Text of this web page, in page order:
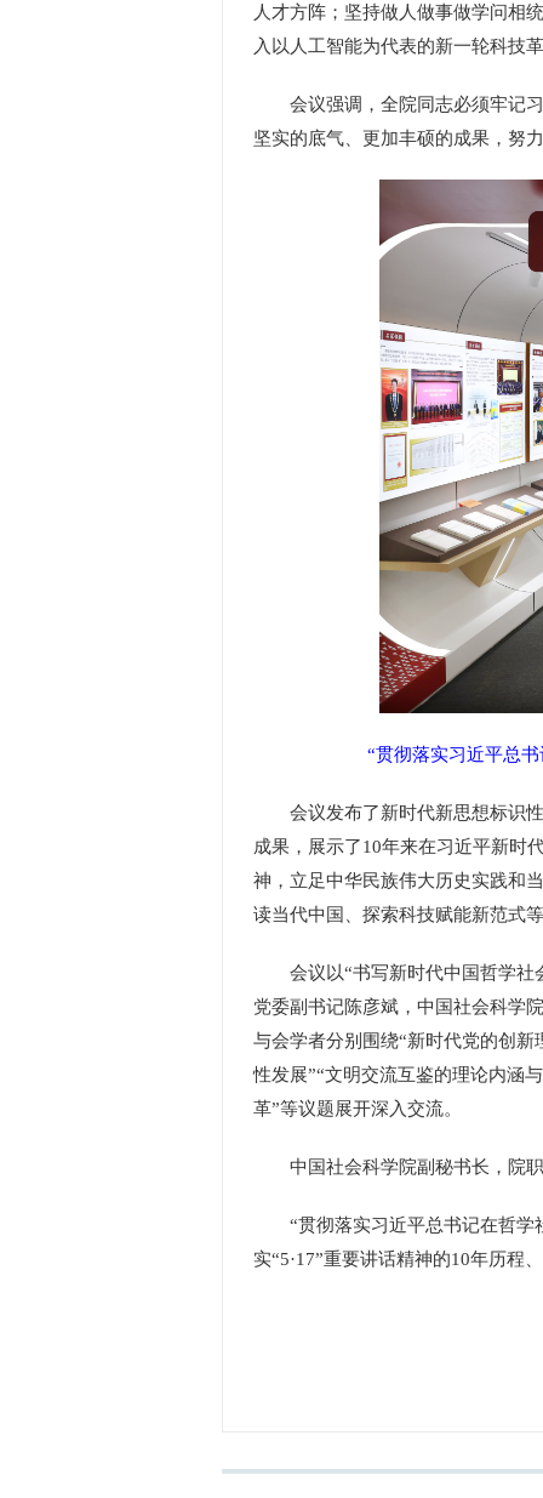
人才方阵；坚持做人做事做学问相
入以人工智能为代表的新一轮科技
会议强调，全院同志必须牢记习
坚实的底气、更加丰硕的成果，努
“贯彻落实习近平总
会议发布了新时代新思想标识性
成果，展示了10年来在习近平新时
神，立足中华民族伟大历史实践和
读当代中国、探索科技赋能新范式
会议以“书写新时代中国哲学社会
党委副书记陈彦斌，中国社会科学
与会学者分别围绕“新时代党的创
性发展”“文明交流互鉴的理论内涵
革”等议题展开深入交流。
中国社会科学院副秘书长，院职
“贯彻落实习近平总书记在哲学社
实“5·17”重要讲话精神的10年历程